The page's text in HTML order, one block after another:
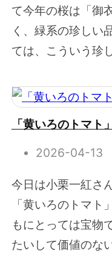
て今年の桜は「御
く、緑系の珍しい
ては、こういう珍
「黄いろのトマト」
2026-04-13
今日は小栗一紅さ
「黄いろのトマ
もにとっては宝物
たいして価値のな